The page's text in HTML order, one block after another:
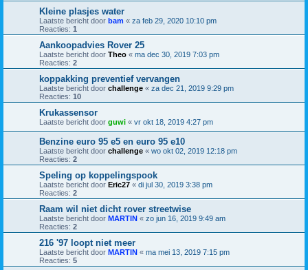
Kleine plasjes water
Laatste bericht door bam « za feb 29, 2020 10:10 pm
Reacties: 1
Aankoopadvies Rover 25
Laatste bericht door Theo « ma dec 30, 2019 7:03 pm
Reacties: 2
koppakking preventief vervangen
Laatste bericht door challenge « za dec 21, 2019 9:29 pm
Reacties: 10
Krukassensor
Laatste bericht door guwi « vr okt 18, 2019 4:27 pm
Benzine euro 95 e5 en euro 95 e10
Laatste bericht door challenge « wo okt 02, 2019 12:18 pm
Reacties: 2
Speling op koppelingspook
Laatste bericht door Eric27 « di jul 30, 2019 3:38 pm
Reacties: 2
Raam wil niet dicht rover streetwise
Laatste bericht door MARTIN « zo jun 16, 2019 9:49 am
Reacties: 2
216 '97 loopt niet meer
Laatste bericht door MARTIN « ma mei 13, 2019 7:15 pm
Reacties: 5